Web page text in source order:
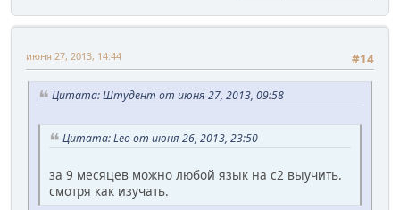
#14
июня 27, 2013, 14:44
Цитата: Штудент от июня 27, 2013, 09:58
Цитата: Leo от июня 26, 2013, 23:50
за 9 месяцев можно любой язык на с2 выучить.
смотря как изучать.